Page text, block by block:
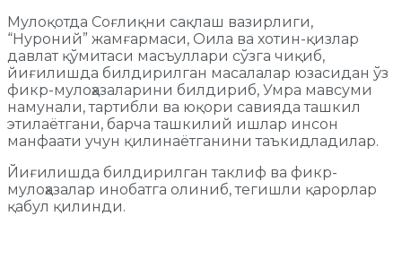
Мулоқотда Соғлиқни сақлаш вазирлиги,
“Нуроний” жамғармаси, Оила ва хотин-қизлар
давлат қўмитаси масъуллари сўзга чиқиб,
йиғилишда билдирилган масалалар юзасидан ўз
фикр-мулоҳазаларини билдириб, Умра мавсуми
намунали, тартибли ва юқори савияда ташкил
этилаётгани, барча ташкилий ишлар инсон
манфаати учун қилинаётганини таъкидладилар.
Йиғилишда билдирилган таклиф ва фикр-
мулоҳазалар инобатга олиниб, тегишли қарорлар
қабул қилинди.